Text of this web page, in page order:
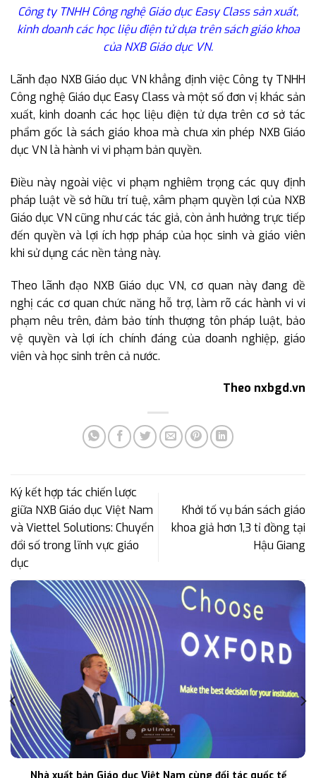
Công ty TNHH Công nghệ Giáo dục Easy Class sản xuất,
kinh doanh các học liệu điện tử dựa trên sách giáo khoa
của NXB Giáo dục VN.
Lãnh đạo NXB Giáo dục VN khẳng định việc Công ty TNHH
Công nghệ Giáo dục Easy Class và một số đơn vị khác sản
xuất, kinh doanh các học liệu điện tử dựa trên cơ sở tác
phẩm gốc là sách giáo khoa mà chưa xin phép NXB Giáo
dục VN là hành vi vi phạm bản quyền.
Điều này ngoài việc vi phạm nghiêm trọng các quy định
pháp luật về sở hữu trí tuệ, xâm phạm quyền lợi của NXB
Giáo dục VN cũng như các tác giả, còn ảnh hưởng trực tiếp
đến quyền và lợi ích hợp pháp của học sinh và giáo viên
khi sử dụng các nền tảng này.
Theo lãnh đạo NXB Giáo dục VN, cơ quan này đang đề
nghị các cơ quan chức năng hỗ trợ, làm rõ các hành vi vi
phạm nêu trên, đảm bảo tính thượng tôn pháp luật, bảo
vệ quyền và lợi ích chính đáng của doanh nghiệp, giáo
viên và học sinh trên cả nước.
Theo nxbgd.vn
Ký kết hợp tác chiến lược
giữa NXB Giáo dục Việt Nam
và Viettel Solutions: Chuyển
đổi số trong lĩnh vực giáo
dục
Khởi tố vụ bán sách giáo
khoa giả hơn 1,3 tỉ đồng tại
Hậu Giang
Nhà xuất bản Giáo dục Việt Nam cùng đối tác quốc tế